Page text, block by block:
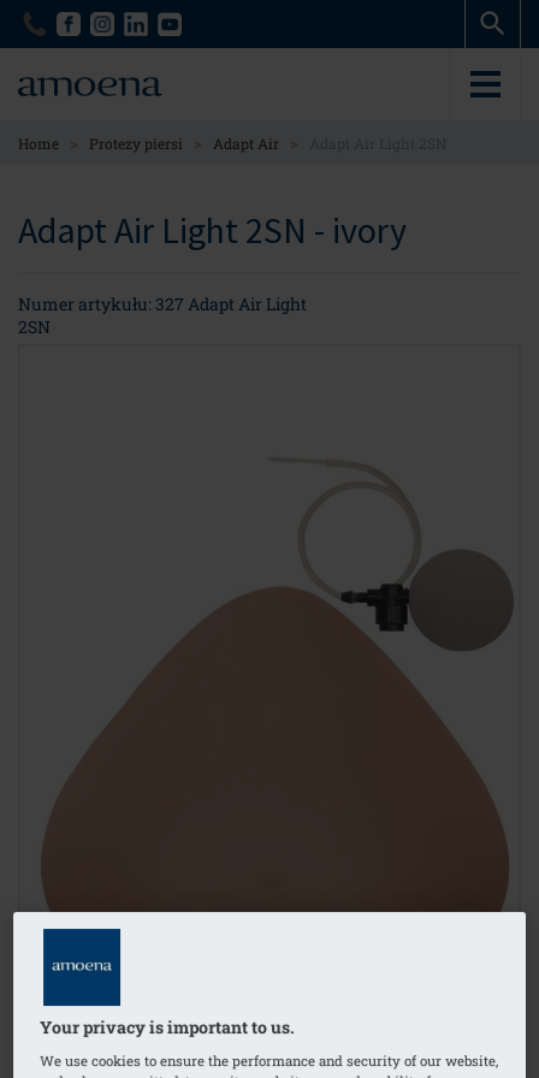
Skip
content
Skip
content
Home > Protezy piersi > Adapt Air >
Adapt Air Light 2SN - ivory
Numer artykułu: 327 Adapt Air Light
2SN
1/7
Your privacy is important to us.
We use cookies to ensure the performance and security of our website,